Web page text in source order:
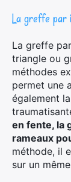
La greffe par
La greffe
triangle ou
méthodes
permet une
également
en fente, la
rameaux
méthode, il
sur un